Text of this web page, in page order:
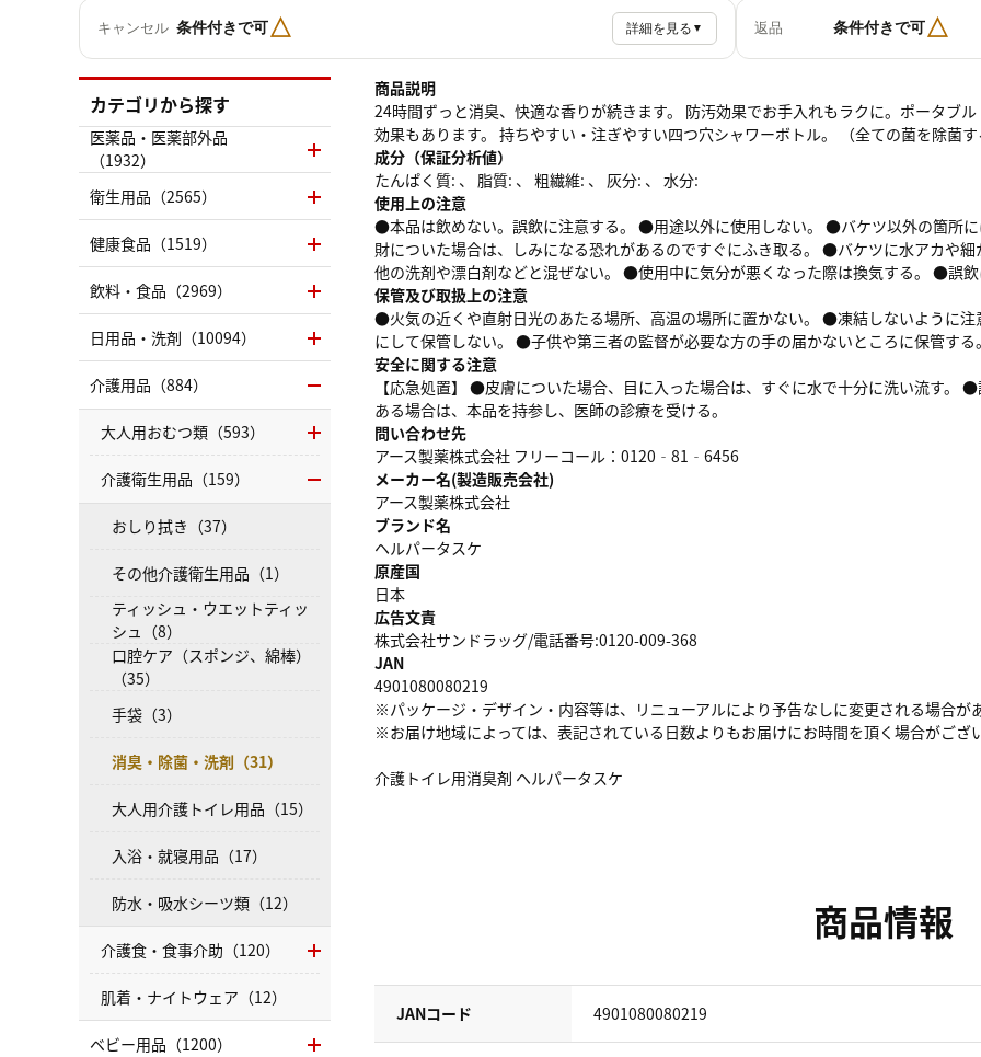
キャンセル 条件付きで可△ 詳細を見る ▼ 返品 条件付きで可△
商品説明
24時間ずっと消臭、快適な香りが続きます。 防汚効果でお手入れもラクに。ポータブ
効果もあります。 持ちやすい・注ぎやすい四つ穴シャワーボトル。 （全ての菌を除菌
成分（保証分析値）
たんぱく質: 、 脂質: 、 粗繊維: 、 灰分: 、 水分:
使用上の注意
●本品は飲めない。誤飲に注意する。 ●用途以外に使用しない。 ●バケツ以外の箇所
財についた場合は、しみになる恐れがあるのですぐにふき取る。 ●バケツに水アカや
他の洗剤や漂白剤などと混ぜない。 ●使用中に気分が悪くなった際は換気する。 ●誤
保管及び取扱上の注意
●火気の近くや直射日光のあたる場所、高温の場所に置かない。 ●凍結しないように
にして保管しない。 ●子供や第三者の監督が必要な方の手の届かないところに保管する
安全に関する注意
【応急処置】 ●皮膚についた場合、目に入った場合は、すぐに水で十分に洗い流す。
ある場合は、本品を持参し、医師の診療を受ける。
問い合わせ先
アース製薬株式会社 フリーコール：0120‐81‐6456
メーカー名(製造販売会社)
アース製薬株式会社
ブランド名
ヘルパータスケ
原産国
日本
広告文責
株式会社サンドラッグ/電話番号:0120-009-368
JAN
4901080080219
※パッケージ・デザイン・内容等は、リニューアルにより予告なしに変更される場合が
※お届け地域によっては、表記されている日数よりもお届けにお時間を頂く場合がござ
介護トイレ用消臭剤 ヘルパータスケ
商品情報
JANコード 4901080080219
カテゴリから探す
医薬品・医薬部外品
（1932）
衛生用品（2565）
健康食品（1519）
飲料・食品（2969）
日用品・洗剤（10094）
介護用品（884）
大人用おむつ類（593）
介護衛生用品（159）
おしり拭き（37）
その他介護衛生用品（1）
ティッシュ・ウエットティッ
シュ（8）
口腔ケア（スポンジ、綿棒）
（35）
手袋（3）
消臭・除菌・洗剤（31）
大人用介護トイレ用品（15）
入浴・就寝用品（17）
防水・吸水シーツ類（12）
介護食・食事介助（120）
肌着・ナイトウェア（12）
ベビー用品（1200）